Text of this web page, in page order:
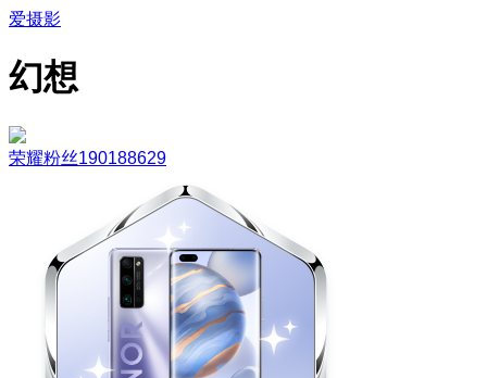
爱摄影
幻想
荣耀粉丝190188629